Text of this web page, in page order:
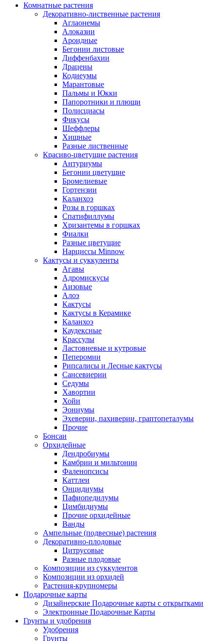
Комнатные растения
Декоративно-лиственные растения
Аглаонемы
Алоказии
Ароидные
Бегонии листовые
Диффенбахии
Драцены
Кодиеумы
Марантовые
Пальмы и Юкки
Папоротники и плющи
Полисциасы
Фикусы
Шеффлеры
Хищные
Разные лиственные
Красиво-цветущие растения
Антуриумы
Бегонии цветущие
Бромелиевые
Гортензии
Каланхоэ
Розы в горшках
Спатифиллумы
Хризантемы в горшках
Фиалки
Разные цветущие
Нарциссы Minnow
Кактусы и суккуленты
Агавы
Адромискусы
Аизовые
Алоэ
Кактусы
Кактусы в Керамике
Каланхоэ
Каудексные
Крассулы
Ластовневые и кутровые
Пеперомии
Рипсалисы и Лесные кактусы
Сансевиерии
Седумы
Хавортии
Хойи
Эониумы
Эхеверии, пахиверии, граптопеталумы
Прочие
Бонсаи
Орхидейные
Дендробиумы
Камбрии и мильтонии
Фаленопсисы
Каттлеи
Онцидиумы
Пафиопедилумы
Цимбидиумы
Прочие орхидейные
Ванды
Ампельные (подвесные) растения
Декоративно-плодовые
Цитрусовые
Разные плодовые
Композиции из суккулентов
Композиции из орхидей
Растения-крупномеры
Подарочные карты
Дизайнерские Подарочные карты с открытками
Электронные Подарочные Карты
Грунты и удобрения
Удобрения
Грунты